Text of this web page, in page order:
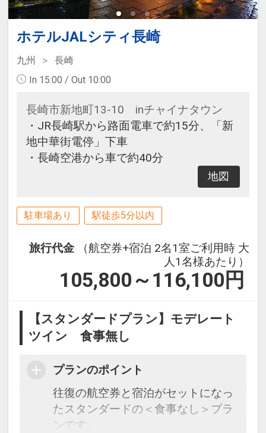
ホテルJALシティ長崎
九州
長崎
In 15:00 / Out 10:00
長崎市新地町13-10 inチャイナタウン
・JR長崎駅から路面電車で約15分、「新
地中華街電停」下車
・長崎空港から車で約40分
地図
駐車場あり 駅徒歩5分以内
旅行代金
（航空券+宿泊 2名1室ご利用時 大
人1名様あたり）
105,800～116,100 円
【スタンダードプラン】モデレート
ツイン 食事無し
プランのポイント
往復の航空券と宿泊がセットになっ
たスタンダードの＜食事なし＞プラ
ンです。